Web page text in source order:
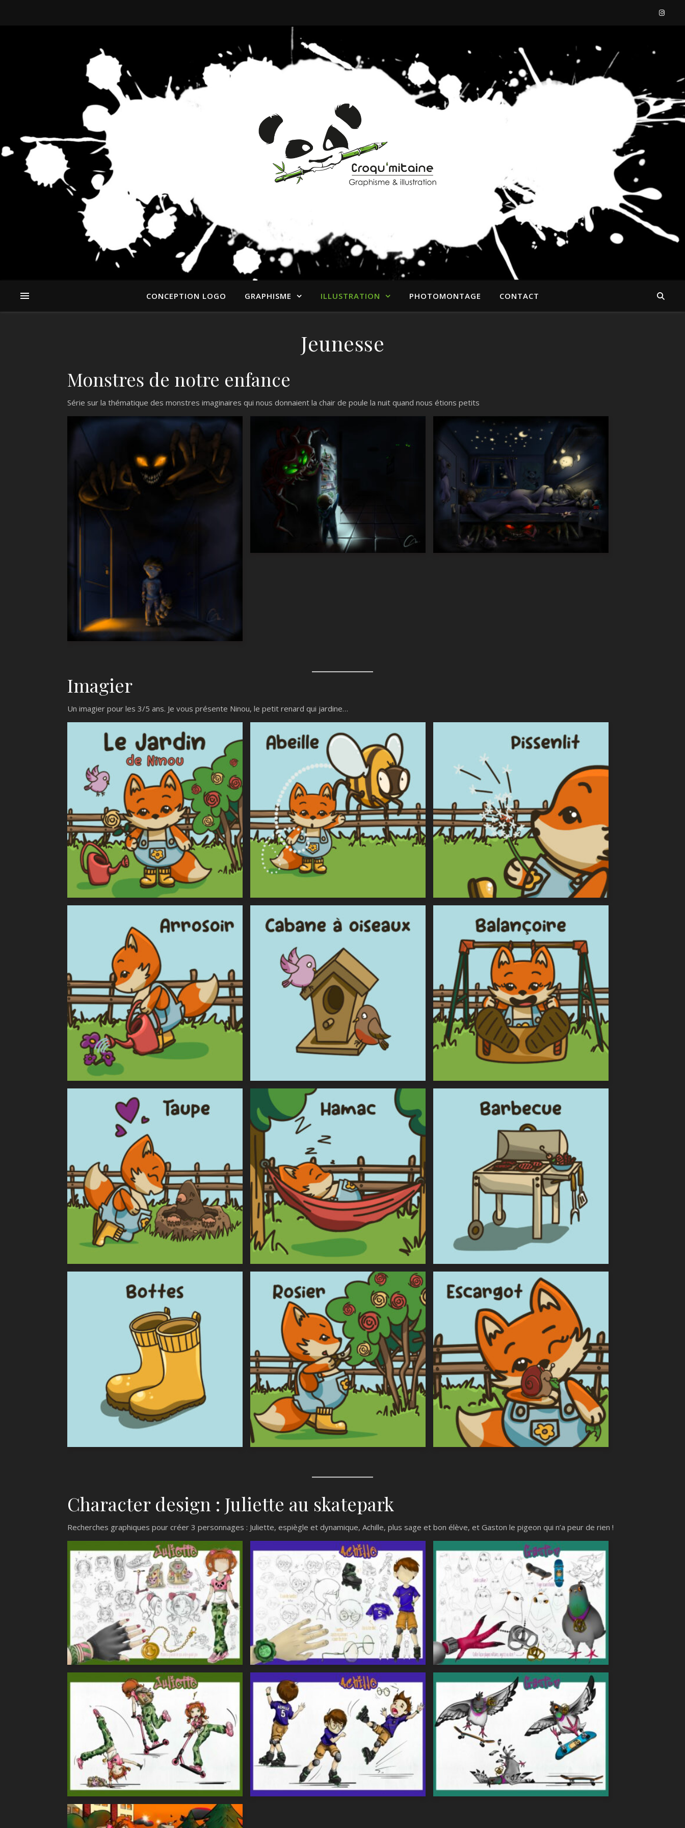
CONCEPTION LOGO GRAPHISME ILLUSTRATION PHOTOMONTAGE CONTACT
Jeunesse
Monstres de notre enfance
Série sur la thématique des monstres imaginaires qui nous donnaient la chair de poule la nuit quand nous étions petits
Imagier
Un imagier pour les 3/5 ans. Je vous présente Ninou, le petit renard qui jardine…
Character design : Juliette au skatepark
Recherches graphiques pour créer 3 personnages : Juliette, espiègle et dynamique, Achille, plus sage et bon élève, et Gaston le pigeon qui n’a peur de rien !